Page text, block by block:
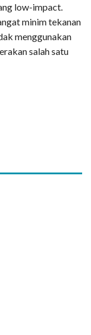
low-impact.
minim tekanan
menggunakan
salah satu